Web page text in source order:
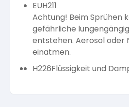
EUH211
Achtung! Beim Sprühen
gefährliche
entstehen. Aerosol oder
einatmen.
H226Flüssigkeit und